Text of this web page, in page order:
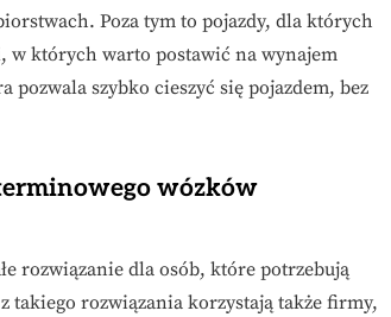
Poza tym to pojazdy, dla których
w których warto postawić na wynajem
szybko cieszyć się pojazdem, bez
wózków
rozwiązanie dla osób, które potrzebują
takiego rozwiązania korzystają także firmy,